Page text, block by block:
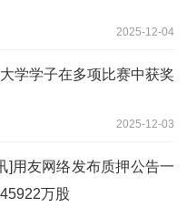
2025-12-04
学学子在多项比赛中获奖
2025-12-03
]用友网络发布质押公告一
万股